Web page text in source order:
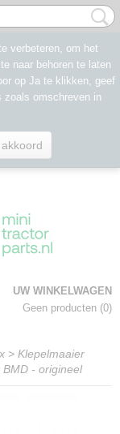
UW WINKELWAGEN
Geen producten (0)
> Klepelmaaier
- origineel
verbeteren, om het
naar behoren te laten
op Ja te klikken, geef
zoals omschreven in